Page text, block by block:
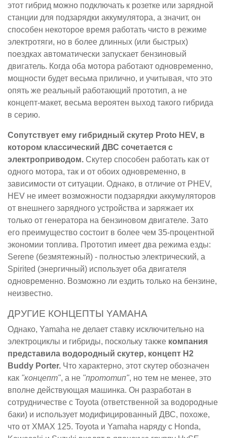
этот гибрид можно подключать к розетке или зарядной
станции для подзарядки аккумулятора, а значит, он
способен некоторое время работать чисто в режиме
электротяги, но в более длинных (или быстрых)
поездках автоматически запускает бензиновый
двигатель. Когда оба мотора работают одновременно,
мощности будет весьма прилично, и учитывая, что это
опять же реальный работающий прототип, а не
концепт-макет, весьма вероятен выход такого гибрида
в серию.
Сопутствует ему гибридный скутер Proto HEV, в
котором классический ДВС сочетается с
электроприводом. Скутер способен работать как от
одного мотора, так и от обоих одновременно, в
зависимости от ситуации. Однако, в отличие от PHEV,
HEV не имеет возможности подзарядки аккумуляторов
от внешнего зарядного устройства и заряжает их
только от генератора на бензиновом двигателе. Зато
его преимущество состоит в более чем 35-процентной
экономии топлива. Прототип имеет два режима езды:
Serene (безмятежный) - полностью электрический, а
Spirited (энергичный) использует оба двигателя
одновременно. Возможно ли ездить только на бензине,
неизвестно.
ДРУГИЕ КОНЦЕПТЫ YAMAHA
Однако, Yamaha не делает ставку исключительно на
электроциклы и гибриды, поскольку также компания
представила водородный скутер, концепт H2
Buddy Porter. Что характерно, этот скутер обозначен
как "концепт", а не "прототип", но тем не менее, это
вполне действующая машинка. Он разработан в
сотрудничестве с Toyota (ответственной за водородные
баки) и использует модифицированный ДВС, похоже,
что от XMAX 125. Toyota и Yamaha наряду с Honda,